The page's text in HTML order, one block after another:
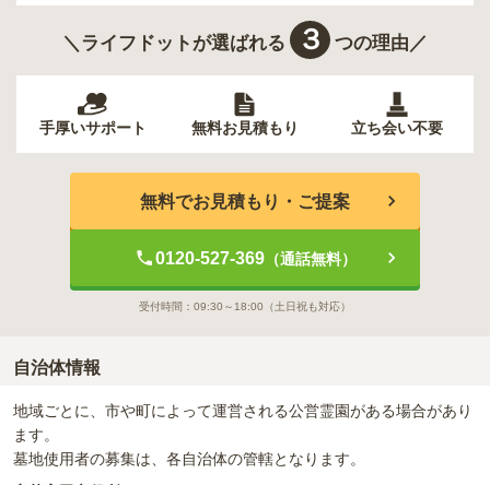
＼ライフドットが選ばれる ３ つの理由／
手厚いサポート 無料お見積もり 立ち会い不要
無料でお見積もり・ご提案
0120-527-369（通話無料）
受付時間： 09:30～18:00 （土日祝も対応）
自治体情報
地域ごとに、市や町によって運営される公営霊園がある場合があり
ます。
墓地使用者の募集は、各自治体の管轄となります。